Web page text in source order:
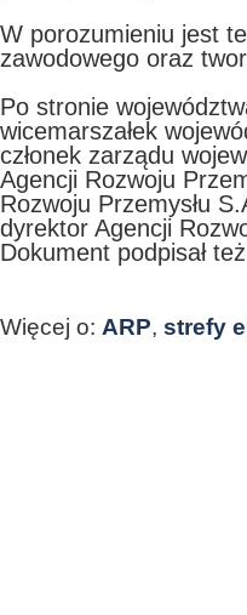
W porozumieniu jest
zawodowego oraz
Po stronie
wicemarszałek
członek zarządu
Agencji Rozwoju
Rozwoju Przemysłu
dyrektor Agencji
Dokument podpisał
Więcej o: ARP, strefy